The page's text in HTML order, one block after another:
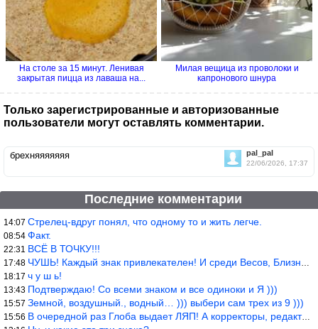
На столе за 15 минут. Ленивая
закрытая пицца из лаваша на...
Милая вещица из проволоки и
капронового шнура
Только зарегистрированные и авторизованные
пользователи могут оставлять комментарии.
pal_pal
22/06/2026, 17:37
брехняяяяяяя
Последние комментарии
14:07 Стрелец-вдруг понял, что одному то и жить легче.
08:54 Факт.
22:31 ВСЁ В ТОЧКУ!!!
17:48 ЧУШЬ! Каждый знак привлекателен! И среди Весов, Близнецов встреч
18:17 ч у ш ь!
13:43 Подтверждаю! Со всеми знаком и все одиноки и Я )))
15:57 Земной, воздушный., водный… ))) выбери сам трех из 9 )))
15:56 В очередной раз Глоба выдает ЛЯП! А корректоры, редакторы пропус